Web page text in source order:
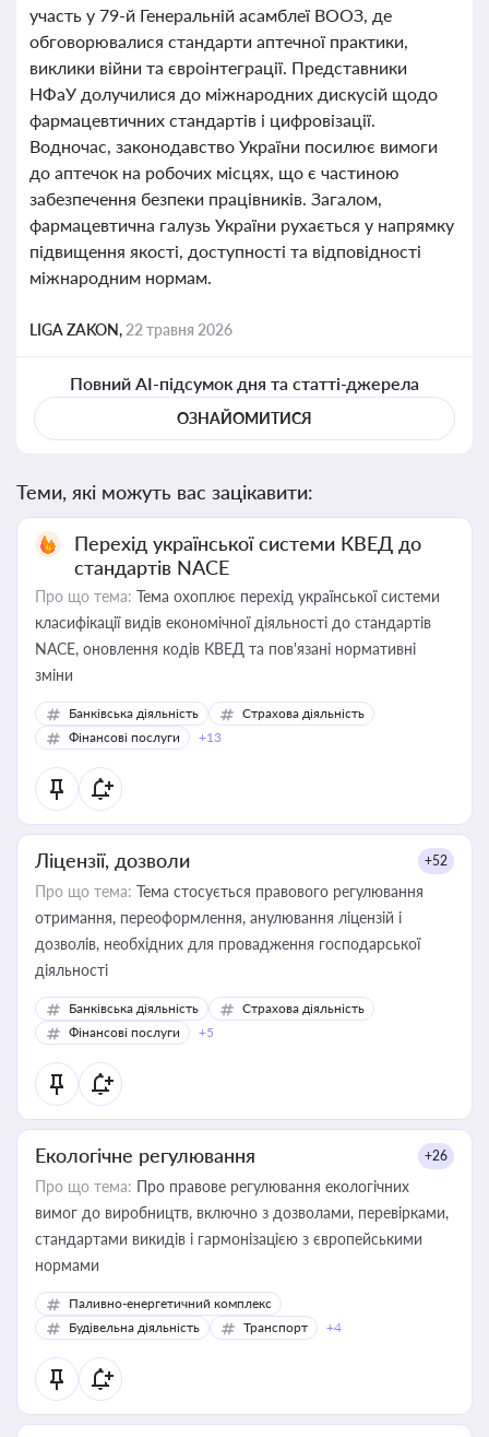
участь у 79-й Генеральній асамблеї ВООЗ, де
обговорювалися стандарти аптечної практики,
виклики війни та євроінтеграції. Представники
НФаУ долучилися до міжнародних дискусій щодо
фармацевтичних стандартів і цифровізації.
Водночас, законодавство України посилює вимоги
до аптечок на робочих місцях, що є частиною
забезпечення безпеки працівників. Загалом,
фармацевтична галузь України рухається у напрямку
підвищення якості, доступності та відповідності
міжнародним нормам.
LIGA ZAKON, 22 травня 2026
Повний AI-підсумок дня та статті-джерела
ОЗНАЙОМИТИСЯ
Теми, які можуть вас зацікавити:
Перехід української системи КВЕД до
стандартів NACE
Про що тема: Тема охоплює перехід української системи
класифікації видів економічної діяльності до стандартів
NACE, оновлення кодів КВЕД та пов'язані нормативні
зміни
Банківська діяльність
Страхова діяльність
Фінансові послуги
+13
Ліцензії, дозволи +52
Про що тема: Тема стосується правового регулювання
отримання, переоформлення, анулювання ліцензій і
дозволів, необхідних для провадження господарської
діяльності
Банківська діяльність
Страхова діяльність
Фінансові послуги
+5
Екологічне регулювання +26
Про що тема: Про правове регулювання екологічних
вимог до виробництв, включно з дозволами, перевірками,
стандартами викидів і гармонізацією з європейськими
нормами
Паливно-енергетичний комплекс
Будівельна діяльність
Транспорт +4